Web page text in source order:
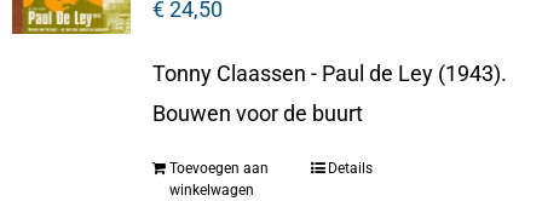
€24,50
Tonny Claassen - Paul de Ley (1943).
Bouwen voor de buurt
Toevoegen aan
winkelwagen
Details